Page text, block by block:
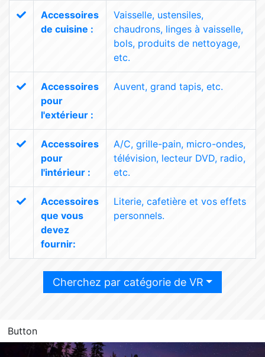
Accessoires
de cuisine :
Vaisselle, ustensiles,
chaudrons, linges à vaisselle,
bols, produits de nettoyage,
etc.
Accessoires
pour
l'extérieur :
Auvent, grand tapis, etc.
Accessoires
pour
l'intérieur :
A/C, grille-pain, micro-ondes,
télévision, lecteur DVD, radio,
etc.
Accessoires
que vous
devez
fournir:
Literie, cafetière et vos effets
personnels.
Cherchez par catégorie de VR
Button